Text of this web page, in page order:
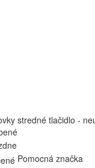
Pomocná značka